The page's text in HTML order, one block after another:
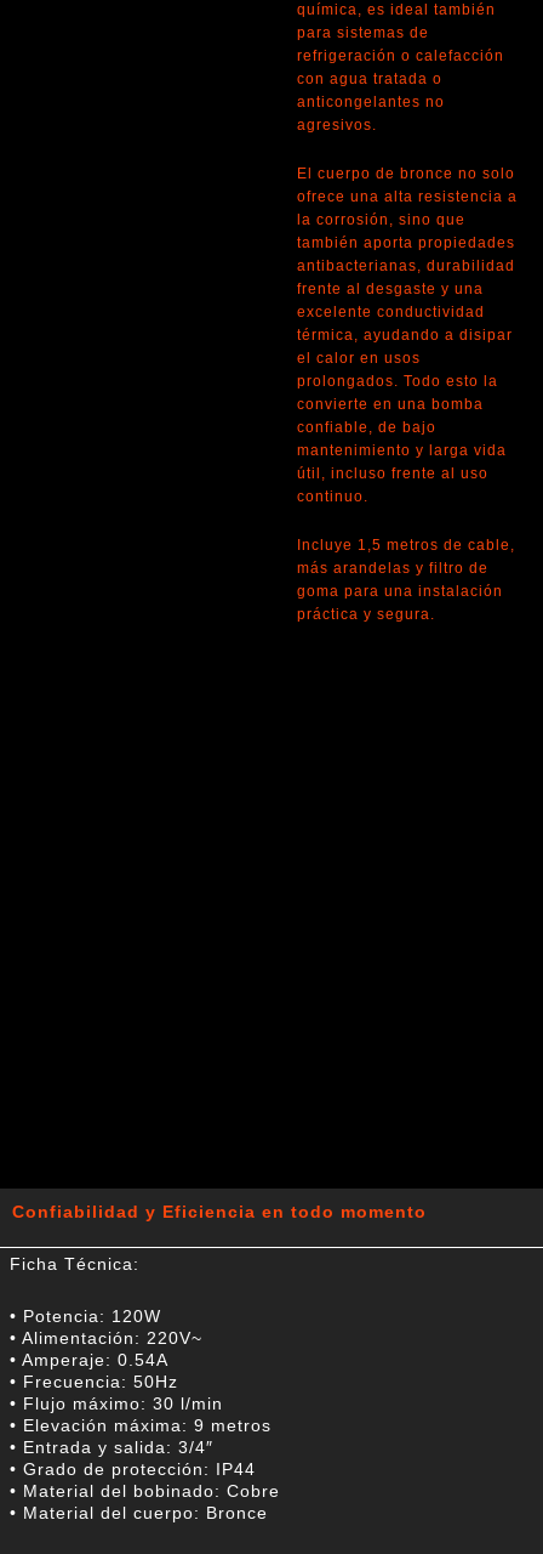
química, es ideal también
para sistemas de
refrigeración o calefacción
con agua tratada o
anticongelantes no
agresivos.
El cuerpo de bronce no solo
ofrece una alta resistencia a
la corrosión, sino que
también aporta propiedades
antibacterianas, durabilidad
frente al desgaste y una
excelente conductividad
térmica, ayudando a disipar
el calor en usos
prolongados. Todo esto la
convierte en una bomba
confiable, de bajo
mantenimiento y larga vida
útil, incluso frente al uso
continuo.
Incluye 1,5 metros de cable,
más arandelas y filtro de
goma para una instalación
práctica y segura.
Confiabilidad y Eficiencia en todo momento
Ficha Técnica:
• Potencia: 120W
• Alimentación: 220V~
• Amperaje: 0.54A
• Frecuencia: 50Hz
• Flujo máximo: 30 l/min
• Elevación máxima: 9 metros
• Entrada y salida: 3/4″
• Grado de protección: IP44
• Material del bobinado: Cobre
• Material del cuerpo: Bronce